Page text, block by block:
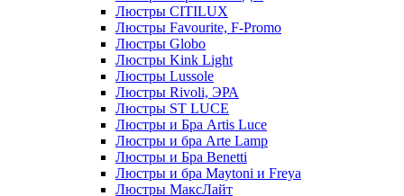
Люстры CITILUX
Люстры Favourite, F-Promo
Люстры Globo
Люстры Kink Light
Люстры Lussole
Люстры Rivoli, ЭРА
Люстры ST LUCE
Люстры и Бра Artis Luce
Люстры и бра Arte Lamp
Люстры и Бра Benetti
Люстры и бра Maytoni и Freya
Люстры МаксЛайт